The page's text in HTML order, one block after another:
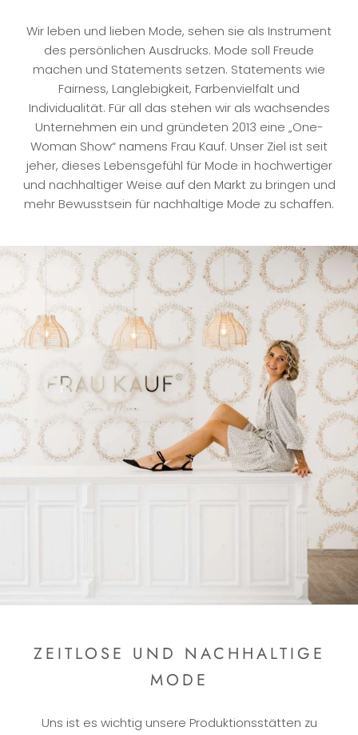
Wir leben und lieben Mode, sehen sie als Instrument
des persönlichen Ausdrucks. Mode soll Freude
machen und Statements setzen. Statements wie
Fairness, Langlebigkeit, Farbenvielfalt und
Individualität. Für all das stehen wir als wachsendes
Unternehmen ein und gründeten 2013 eine „One-
Woman Show“ namens Frau Kauf. Unser Ziel ist seit
jeher, dieses Lebensgefühl für Mode in hochwertiger
und nachhaltiger Weise auf den Markt zu bringen und
mehr Bewusstsein für nachhaltige Mode zu schaffen.
ZEITLOSE UND NACHHALTIGE
MODE
Uns ist es wichtig unsere Produktionsstätten zu